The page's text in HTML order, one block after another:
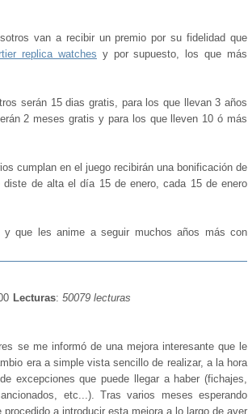
van a recibir un premio por su fidelidad que
replica watches y por supuesto, los que más
serán 15 dias gratis, para los que llevan 3 años
2 meses gratis y para los que lleven 10 ó más
cumplan en el juego recibirán una bonificación de
de alta el día 15 de enero, cada 15 de enero
que les anime a seguir muchos años más con
Lecturas: 50079 lecturas
se me informó de una mejora interesante que le
era a simple vista sencillo de realizar, a la hora
excepciones que puede llegar a haber (fichajes,
etc...). Tras varios meses esperando
a introducir esta mejora a lo largo de ayer